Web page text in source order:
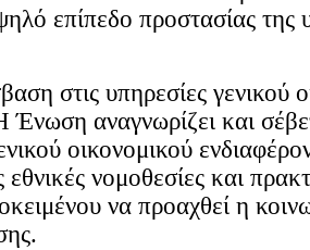
επίπεδο προστασίας της
στις υπηρεσίες γενικού
Ένωση αναγνωρίζει και
οικονομικού
εθνικές νομοθεσίες και
να προαχθεί η